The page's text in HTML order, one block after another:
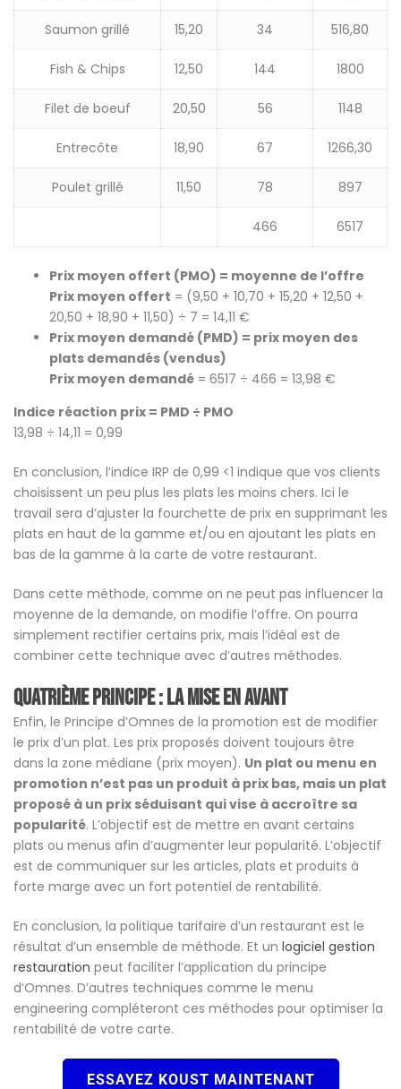
Saumon grillé 15,20 34 516,80
Fish & Chips 12,50 144 1800
Filet de boeuf 20,50 56 1148
Entrecôte 18,90 67 1266,30
Poulet grillé 11,50 78 897
466 6517
Prix moyen offert (PMO) = moyenne de l’offre
Prix moyen offert = (9,50 + 10,70 + 15,20 + 12,50 +
20,50 + 18,90 + 11,50) ÷ 7 = 14,11 €
Prix moyen demandé (PMD) = prix moyen des
plats demandés (vendus)
Prix moyen demandé = 6517 ÷ 466 = 13,98 €
Indice réaction prix = PMD ÷ PMO
13,98 ÷ 14,11 = 0,99
En conclusion, l’indice IRP de 0,99 <1 indique que vos clients
choisissent un peu plus les plats les moins chers. Ici le
travail sera d’ajuster la fourchette de prix en supprimant les
plats en haut de la gamme et/ou en ajoutant les plats en
bas de la gamme à la carte de votre restaurant.
Dans cette méthode, comme on ne peut pas influencer la
moyenne de la demande, on modifie l’offre. On pourra
simplement rectifier certains prix, mais l’idéal est de
combiner cette technique avec d’autres méthodes.
Quatrième principe : La mise en avant
Enfin, le Principe d’Omnes de la promotion est de modifier
le prix d’un plat. Les prix proposés doivent toujours être
dans la zone médiane (prix moyen). Un plat ou menu en
promotion n’est pas un produit à prix bas, mais un plat
proposé à un prix séduisant qui vise à accroître sa
popularité. L’objectif est de mettre en avant certains
plats ou menus afin d’augmenter leur popularité. L’objectif
est de communiquer sur les articles, plats et produits à
forte marge avec un fort potentiel de rentabilité.
En conclusion, la politique tarifaire d’un restaurant est le
résultat d’un ensemble de méthode. Et un logiciel gestion
restauration peut faciliter l’application du principe
d’Omnes. D’autres techniques comme le menu
engineering compléteront ces méthodes pour optimiser la
rentabilité de votre carte.
ESSAYEZ KOUST MAINTENANT